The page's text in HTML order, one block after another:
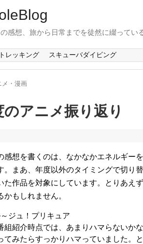
感想、旅から日常までを徒然に綴ってい
レッキング スキューバダイビング
メ・漫画
アニメ振り返り
感想を書くのは、なかなかエネルギー
。まあ、年度以外のタイミングで切り
た作品を対象にしています。とりあえ
もしれません。
～ジュ！プリキュア
組紹介時点では、あまりハマらないか
てみたらすっかりハマっていました。